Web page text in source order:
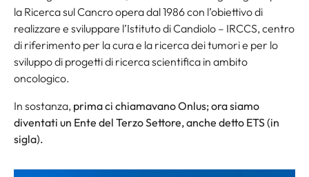
la Ricerca sul Cancro opera dal 1986 con l’obiettivo di
realizzare e sviluppare l’Istituto di Candiolo – IRCCS, centro
di riferimento per la cura e la ricerca dei tumori e per lo
sviluppo di progetti di ricerca scientifica in ambito
oncologico.
In sostanza, prima ci chiamavano Onlus; ora siamo
diventati un Ente del Terzo Settore, anche detto ETS (in
sigla).